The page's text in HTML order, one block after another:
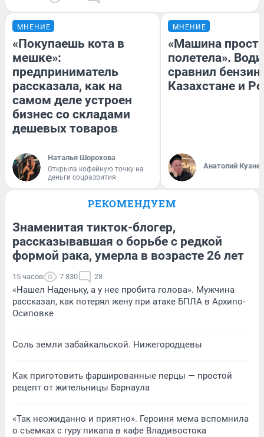
МНЕНИЕ
«Покупаешь кота в
мешке»:
предприниматель
рассказала, как на
самом деле устроен
бизнес со складами
дешевых товаров
Наталья Шорохова
Открыла кофейную точку на
деньги соцразвития
МНЕНИЕ
«Машина
полетела».
сравнил бензин
Казахстане и
Анатолий
РЕКОМЕНДУЕМ
Знаменитая тикток-блогер,
рассказывавшая о борьбе с редкой
формой рака, умерла в возрасте 26 лет
15 часов 7 830 28
«Нашел Наденьку, а у нее пробита голова». Мужчина
рассказал, как потерял жену при атаке БПЛА в Архипо-
Осиповке
Соль земли забайкальской. Нижегородцевы
Как приготовить фаршированные перцы — простой
рецепт от жительницы Барнаула
«Так неожиданно и приятно». Героиня мема вспомнила
о съемках с гуру пикапа в кафе Владивостока